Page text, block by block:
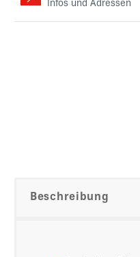
Infos und Adressen
Beschreibung